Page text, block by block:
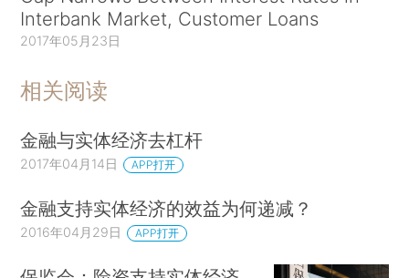
Interbank Market, Customer Loans
2017年05月23日
相关阅读
金融与实体经济去杠杆
2017年04月14日 APP打开
金融支持实体经济的效益为何递减？
2016年04月29日 APP打开